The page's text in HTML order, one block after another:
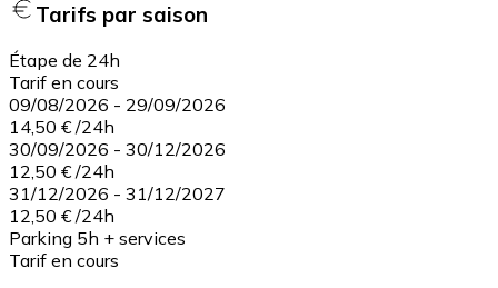
Tarifs par saison
Étape de 24h
Tarif en cours
09/08/2026 - 29/09/2026
14,50 € /24h
30/09/2026 - 30/12/2026
12,50 € /24h
31/12/2026 - 31/12/2027
12,50 € /24h
Parking 5h + services
Tarif en cours